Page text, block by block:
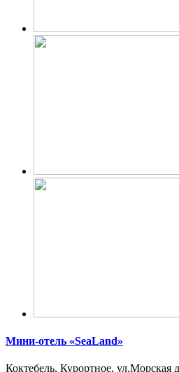
Мини-отель «SeaLand»
Коктебель, Курортное, ул.Морская